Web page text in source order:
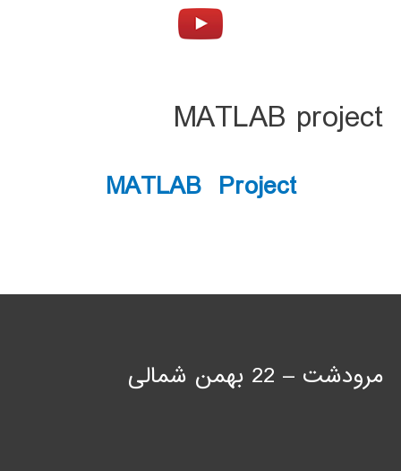
MATLAB project
MATLAB Project
مرودشت – 22 بهمن شمالی